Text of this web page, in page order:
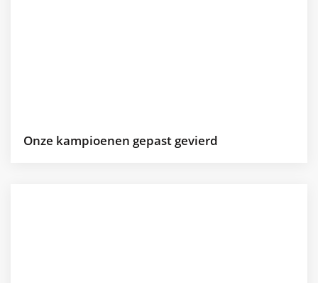
Onze kampioenen gepast gevierd